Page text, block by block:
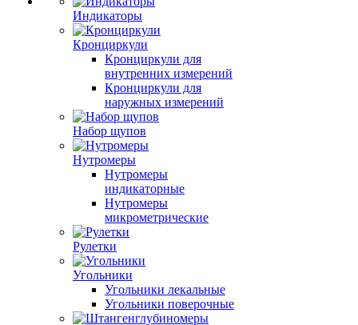
Индикаторы
Кронциркули
Кронциркули для
внутренних измерений
Кронциркули для
наружных измерений
Набор щупов
Нутромеры
Нутромеры
индикаторные
Нутромеры
микрометрические
Рулетки
Угольники
Угольники лекальные
Угольники поверочные